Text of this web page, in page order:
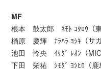
MF
根本 鼓太郎 ﾈﾓﾄ ｺﾀﾛｳ（東
楢原 慶輝 ﾅﾗﾊﾗ ﾖｼｷ（サガ
池田 怜央 ｲｹﾀﾞ ﾚｵﾝ（MIO
下田 栄祐 ｼﾓﾀﾞ ﾖｼﾋﾛ（鹿